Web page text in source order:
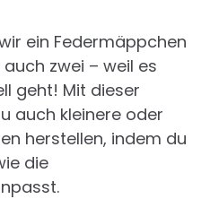
ein Federmäppchen
zwei – weil es
geht! Mit dieser
auch kleinere oder
herstellen, indem du
die